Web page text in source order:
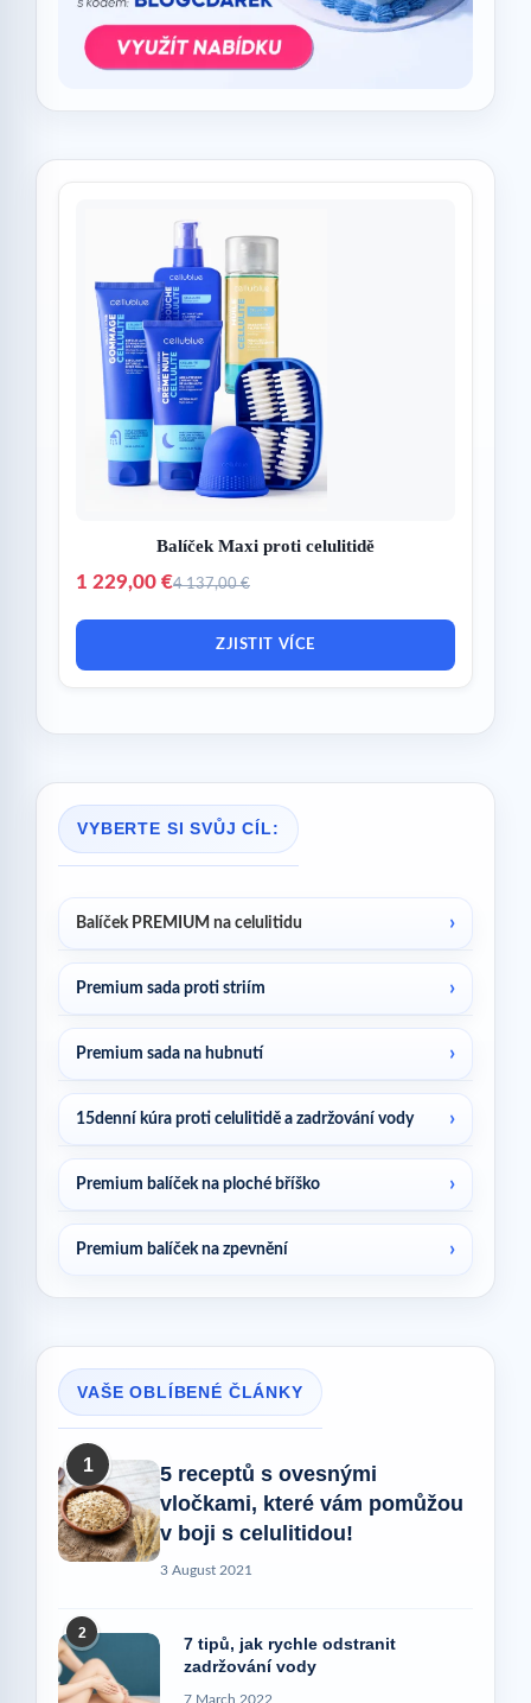
Balíček Maxi proti celulitidě
1 229,00 €4 137,00 €
ZJISTIT VÍCE
VYBERTE SI SVŮJ CÍL:
Balíček PREMIUM na celulitidu
Premium sada proti striím
Premium sada na hubnutí
15denní kúra proti celulitidě a zadržování vody
Premium balíček na ploché bříško
Premium balíček na zpevnění
VAŠE OBLÍBENÉ ČLÁNKY
1
5 receptů s ovesnými
vločkami, které vám pomůžou
v boji s celulitidou!
3 August 2021
2
7 tipů, jak rychle odstranit
zadržování vody
7 March 2022